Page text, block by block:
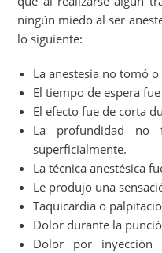
ningún miedo al ser
lo siguiente:
La anestesia no tomó
El tiempo de espera
El efecto fue de corta
La profundidad
superficialmente.
La técnica anestésica
Le produjo una
Taquicardia o
Dolor durante la
Dolor por